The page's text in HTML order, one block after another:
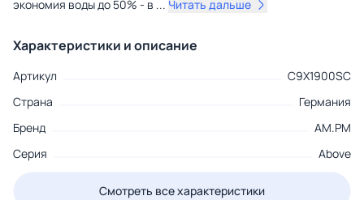
экономия воды до 50% - в ... Читать дальше
Характеристики и описание
Артикул
C9X1900SC
Страна
Германия
Бренд
AM.PM
Серия
Above
Смотреть все характеристики